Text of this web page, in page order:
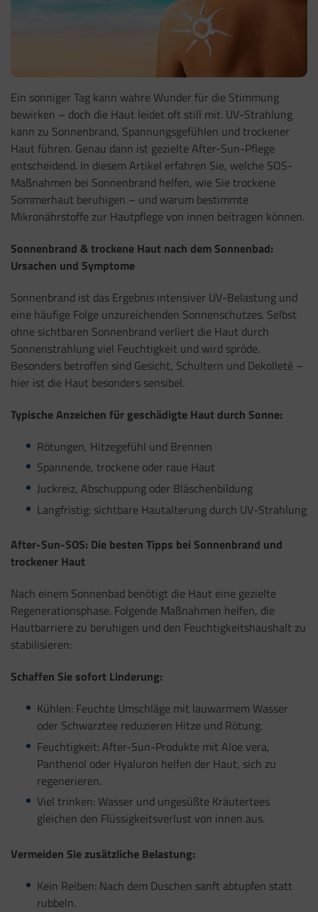
Ein sonniger Tag kann wahre Wunder für die Stimmung
bewirken – doch die Haut leidet oft still mit. UV-Strahlung
kann zu Sonnenbrand, Spannungsgefühlen und trockener
Haut führen. Genau dann ist gezielte After-Sun-Pflege
entscheidend. In diesem Artikel erfahren Sie, welche SOS-
Maßnahmen bei Sonnenbrand helfen, wie Sie trockene
Sommerhaut beruhigen – und warum bestimmte
Mikronährstoffe zur Hautpflege von innen beitragen können.
Sonnenbrand & trockene Haut nach dem Sonnenbad:
Ursachen und Symptome
Sonnenbrand ist das Ergebnis intensiver UV-Belastung und
eine häufige Folge unzureichenden Sonnenschutzes. Selbst
ohne sichtbaren Sonnenbrand verliert die Haut durch
Sonnenstrahlung viel Feuchtigkeit und wird spröde.
Besonders betroffen sind Gesicht, Schultern und Dekolleté –
hier ist die Haut besonders sensibel.
Typische Anzeichen für geschädigte Haut durch Sonne:
Rötungen, Hitzegefühl und Brennen
Spannende, trockene oder raue Haut
Juckreiz, Abschuppung oder Bläschenbildung
Langfristig: sichtbare Hautalterung durch UV-Strahlung
After-Sun-SOS: Die besten Tipps bei Sonnenbrand und
trockener Haut
Nach einem Sonnenbad benötigt die Haut eine gezielte
Regenerationsphase. Folgende Maßnahmen helfen, die
Hautbarriere zu beruhigen und den Feuchtigkeitshaushalt zu
stabilisieren:
Schaffen Sie sofort Linderung:
Kühlen: Feuchte Umschläge mit lauwarmem Wasser
oder Schwarztee reduzieren Hitze und Rötung.
Feuchtigkeit: After-Sun-Produkte mit Aloe vera,
Panthenol oder Hyaluron helfen der Haut, sich zu
regenerieren.
Viel trinken: Wasser und ungesüßte Kräutertees
gleichen den Flüssigkeitsverlust von innen aus.
Vermeiden Sie zusätzliche Belastung:
Kein Reiben: Nach dem Duschen sanft abtupfen statt
rubbeln.